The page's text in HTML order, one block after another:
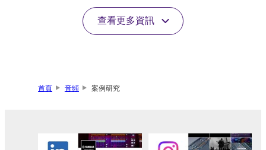
查看更多資訊
首頁 音頻 案例研究